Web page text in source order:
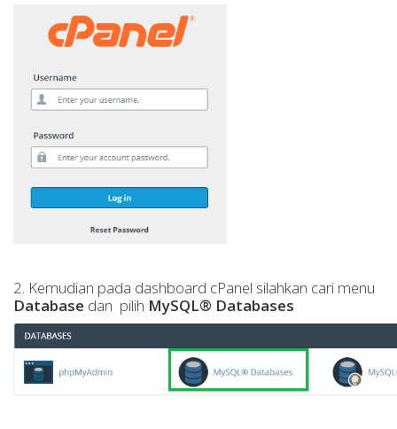
2. Kemudian pada dashboard cPanel silahkan cari menu
Database dan pilih MySQL® Databases